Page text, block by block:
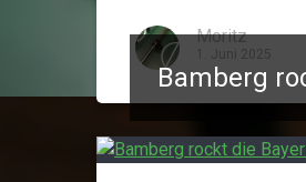
Moritz
Bamberg